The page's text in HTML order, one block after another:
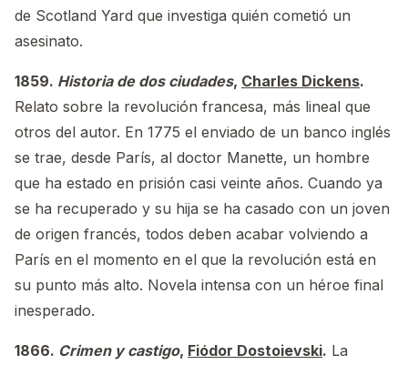
de Scotland Yard que investiga quién cometió un
asesinato.
1859. Historia de dos ciudades, Charles Dickens.
Relato sobre la revolución francesa, más lineal que
otros del autor. En 1775 el enviado de un banco inglés
se trae, desde París, al doctor Manette, un hombre
que ha estado en prisión casi veinte años. Cuando ya
se ha recuperado y su hija se ha casado con un joven
de origen francés, todos deben acabar volviendo a
París en el momento en el que la revolución está en
su punto más alto. Novela intensa con un héroe final
inesperado.
1866. Crimen y castigo, Fiódor Dostoievski. La